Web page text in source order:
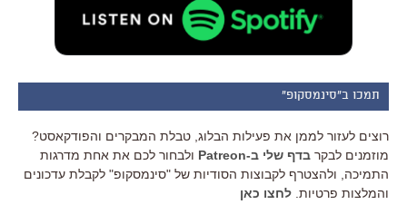
תמכו ב"סינמסקופ"
רוצים לעזור לממן את פעילות הבלוג, טבלת המבקרים והפודקאסט?
מוזמנים לבקר בדף שלי ב-Patreon
ולבחור לכם את אחת מדרגות
התמיכה, ולהצטרף לקבוצות הסודיות של "סינמסקופ" לקבלת עדכונים
והמלצות פרטיות. לחצו כאן